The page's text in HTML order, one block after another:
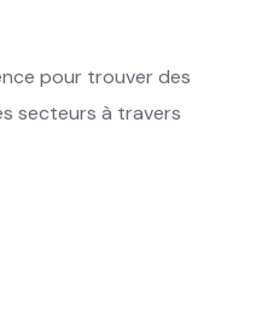
pour trouver des
secteurs à travers